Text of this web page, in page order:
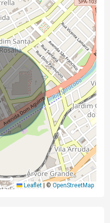
Leaflet |©OpenStreetMap